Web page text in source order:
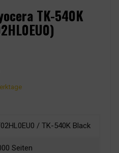
TK-540K
/ TK-540K Black
Seiten